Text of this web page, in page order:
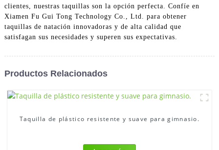
clientes, nuestras taquillas son la opción perfecta. Confíe en
Xiamen Fu Gui Tong Technology Co., Ltd. para obtener
taquillas de natación innovadoras y de alta calidad que
satisfagan sus necesidades y superen sus expectativas.
Productos Relacionados
Taquilla de plástico resistente y suave para gimnasio.